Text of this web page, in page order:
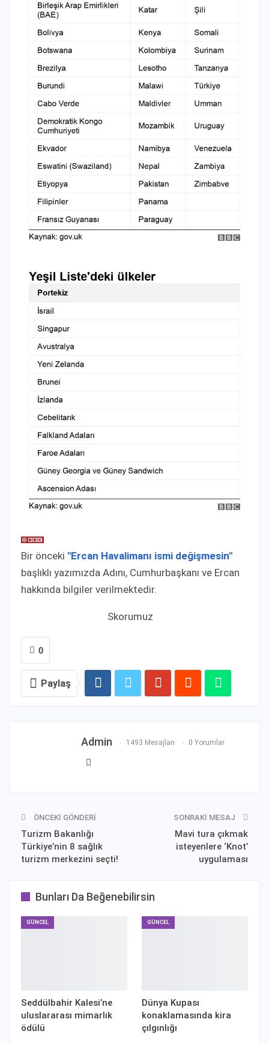
Bir önceki "Ercan Havalimanı ismi değişmesin"
başlıklı yazımızda Adını, Cumhurbaşkanı ve Ercan
hakkında bilgiler verilmektedir.
Skorumuz
0
Paylaş
Admin 1493 Mesajları 0 Yorumlar
ÖNCEKI GÖNDERI
Turizm Bakanlığı
Türkiye’nin 8 sağlık
turizm merkezini seçti!
SONRAKI MESAJ
Mavi tura çıkmak
isteyenlere ‘Knot’
uygulaması
Bunları Da Beğenebilirsin
GÜNCEL
Seddülbahir Kalesi’ne
uluslararası mimarlık
ödülü
GÜNCEL
Dünya Kupası
konaklamasında kira
çılgınlığı